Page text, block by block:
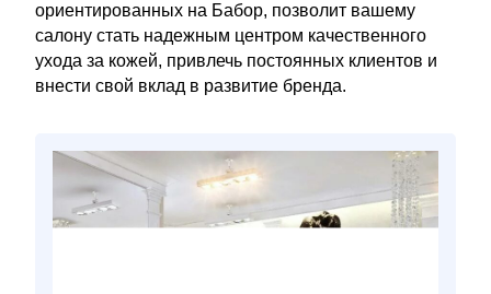
ориентированных на Бабор, позволит вашему
салону стать надежным центром качественного
ухода за кожей, привлечь постоянных клиентов и
внести свой вклад в развитие бренда.